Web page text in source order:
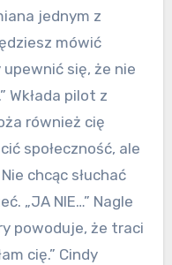
jednym z
mówić
się, że nie
Wkłada pilot z
również cię
społeczność, ale
chcąc słuchać
„JA NIE…” Nagle
powoduje, że traci
cię.” Cindy